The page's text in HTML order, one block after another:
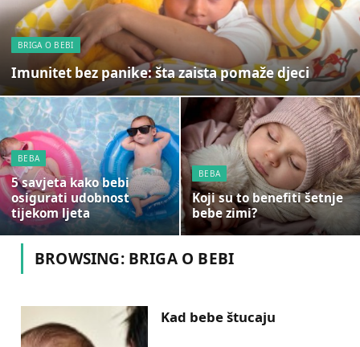
BRIGA O BEBI
Imunitet bez panike: šta zaista pomaže djeci
BEBA
5 savjeta kako bebi
osigurati udobnost
tijekom ljeta
BEBA
Koji su to benefiti šetnje
bebe zimi?
BROWSING: BRIGA O BEBI
Kad bebe štucaju